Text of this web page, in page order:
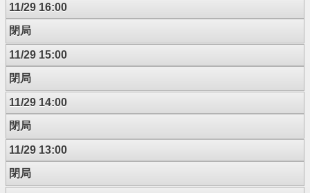
11/29 16:00
閉局
11/29 15:00
閉局
11/29 14:00
閉局
11/29 13:00
閉局